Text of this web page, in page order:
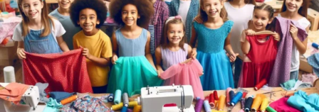
در دنیای پرسرعت امروز، خانواده‌ها بیش از هر زمان دیگری به دنبال
لباس‌هایی برای فرزندان‌شان هستند که علاوه بر زیبایی، کیفیت، راحتی و
ایمنی را هم در خود داشته باشد. در این میان، نقشتولیدی‌ لباس بچه‌
گانهبسیار پررنگ‌تر از قبل شده است؛ چرا که این مراکز با درک نیازهای
کودکان و والدین، به ارائه محصولاتی خاص، کاربردی و استاندارد
می‌پردازند.